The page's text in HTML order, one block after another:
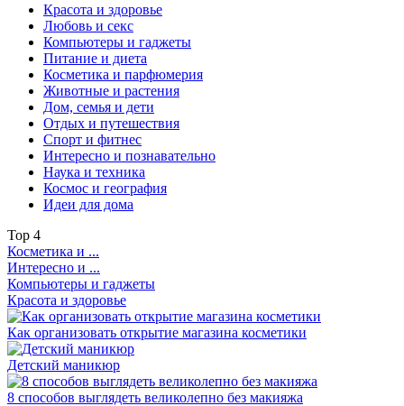
Красота и здоровье
Любовь и секс
Компьютеры и гаджеты
Питание и диета
Косметика и парфюмерия
Животные и растения
Дом, семья и дети
Отдых и путешествия
Спорт и фитнес
Интересно и познавательно
Наука и техника
Космос и география
Идеи для дома
Top 4
Косметика и ...
Интересно и ...
Компьютеры и гаджеты
Красота и здоровье
Как организовать открытие магазина косметики
Детский маникюр
8 способов выглядеть великолепно без макияжа